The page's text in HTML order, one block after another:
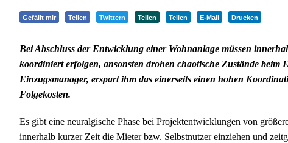
Gefällt mir Teilen Twittern Teilen Teilen E-Mail Drucken
Bei Abschluss der Entwicklung einer Wohnanlage müssen
koordiniert erfolgen, ansonsten drohen chaotische Zustände
Einzugsmanager, erspart ihm das einerseits einen hohen
Folgekosten.
Es gibt eine neuralgische Phase bei Projektentwicklungen von
innerhalb kurzer Zeit die Mieter bzw. Selbstnutzer einziehen und